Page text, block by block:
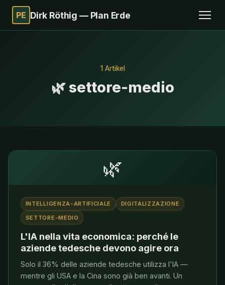
PE Dirk Röthig — Plan Erde
1 Artikel
🌿 settore-medio
🌿
INTELLIGENZA-ARTIFICIALE
DIGITALIZZAZIONE
SETTORE-MEDIO
L'IA nella vita economica: perché le
aziende tedesche devono agire ora
Solo il 36% delle aziende tedesche utilizza l'IA —
mentre gli USA e la Cina sono già ben avanti. Un